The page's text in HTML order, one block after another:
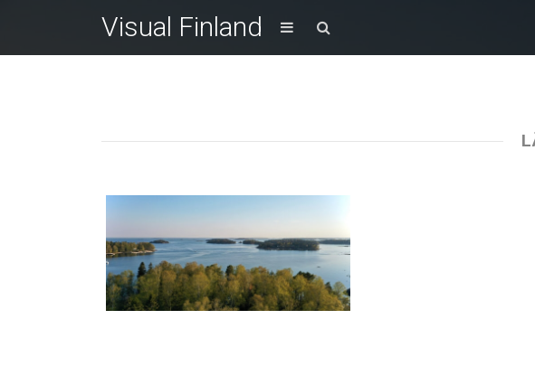
Visual Finland